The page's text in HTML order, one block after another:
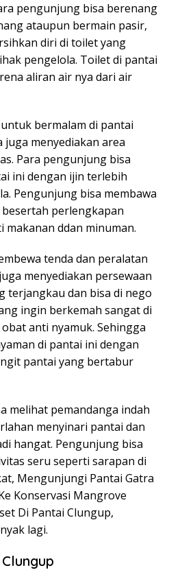
pengunjung bisa berenang
ataupun bermain pasir,
diri di toilet yang
pengelola. Toilet di pantai
aliran air nya dari air
bermalam di pantai
menyediakan area
Para pengunjung bisa
ini dengan ijin terlebih
Pengunjung bisa membawa
perlengkapan
ddan minuman.
tenda dan peralatan
menyediakan persewaan
terjangkau dan bisa di nego
ingin berkemah sangat di
anti nyamuk. Sehingga
di pantai ini dengan
pantai yang bertabur
melihat pemandanga indah
menyinari pantai dan
hangat. Pengunjung bisa
seru seperti sarapan di
Mengunjungi Pantai Gatra
Konservasi Mangrove
Di Pantai Clungup,
lagi.